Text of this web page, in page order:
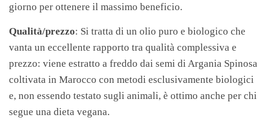
giorno per ottenere il massimo beneficio.
Qualità/prezzo: Si tratta di un olio puro e biologico che
vanta un eccellente rapporto tra qualità complessiva e
prezzo: viene estratto a freddo dai semi di Argania Spinosa
coltivata in Marocco con metodi esclusivamente biologici
e, non essendo testato sugli animali, è ottimo anche per chi
segue una dieta vegana.